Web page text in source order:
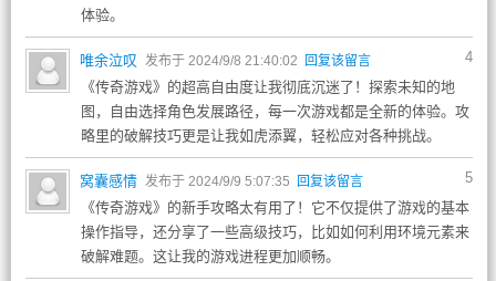
体验。
4
唯余泣叹 发布于 2024/9/8 21:40:02 回复该留言
《传奇游戏》的超高自由度让我彻底沉迷了！探索未知的地
图，自由选择角色发展路径，每一次游戏都是全新的体验。攻
略里的破解技巧更是让我如虎添翼，轻松应对各种挑战。
5
窝囊感情 发布于 2024/9/9 5:07:35 回复该留言
《传奇游戏》的新手攻略太有用了！它不仅提供了游戏的基本
操作指导，还分享了一些高级技巧，比如如何利用环境元素来
破解难题。这让我的游戏进程更加顺畅。